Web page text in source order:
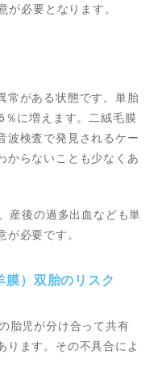
必要となります。
常がある状態です。単胎
に増えます。二絨毛膜
波検査で発見されるケー
からないことも少なくあ
産後の過多出血なども単
必要です。
）双胎のリスク
胎児が分け合って共有
ります。その不具合によ